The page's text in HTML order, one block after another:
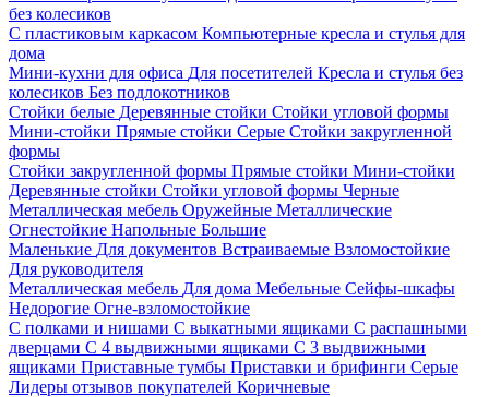
без колесиков
С пластиковым каркасом Компьютерные кресла и стулья для
дома
Мини-кухни для офиса Для посетителей Кресла и стулья без
колесиков Без подлокотников
Стойки белые Деревянные стойки Стойки угловой формы
Мини-стойки Прямые стойки Серые Стойки закругленной
формы
Стойки закругленной формы Прямые стойки Мини-стойки
Деревянные стойки Стойки угловой формы Черные
Металлическая мебель Оружейные Металлические
Огнестойкие Напольные Большие
Маленькие Для документов Встраиваемые Взломостойкие
Для руководителя
Металлическая мебель Для дома Мебельные Сейфы-шкафы
Недорогие Огне-взломостойкие
С полками и нишами С выкатными ящиками С распашными
дверцами С 4 выдвижными ящиками С 3 выдвижными
ящиками Приставные тумбы Приставки и брифинги Серые
Лидеры отзывов покупателей Коричневые